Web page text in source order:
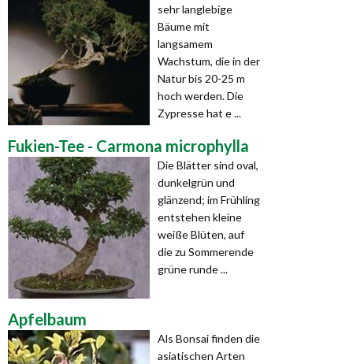
sehr langlebige
Bäume mit
langsamem
Wachstum, die in der
Natur bis 20-25 m
hoch werden. Die
Zypresse hat e ...
Fukien-Tee - Carmona microphylla
Die Blätter sind oval,
dunkelgrün und
glänzend; im Frühling
entstehen kleine
weiße Blüten, auf
die zu Sommerende
grüne runde ...
Apfelbaum
Als Bonsai finden die
asiatischen Arten